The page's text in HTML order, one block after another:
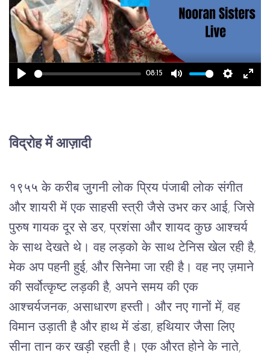
Play
08:15
Mute
Play
विद्रोह में आज़ादी
१९५५ के करीब जुगनी लोक प्रिय पंजाबी लोक संगीत
और शायरी में एक साहसी स्त्री जैसे उभर कर आई, जिसे
पुरुष गायक दूर से डर, प्रशंसा और शायद कुछ आश्चर्य
के साथ देखते थे। वह लड़को के साथ टेनिस खेल रही है,
मेक अप पहनी हुई, और सिनेमा जा रही है। वह नए ज़माने
की सर्वोत्कृष्ट लड़की है, अपने समय की एक
आश्चर्यजनक, असाधारण हस्ती। और नए गानों में, वह
विमान उड़ाती है और हाथ में डंडा, हथियार जैसा लिए
सीना तान कर खड़ी रहती है। एक औरत होने के नाते,